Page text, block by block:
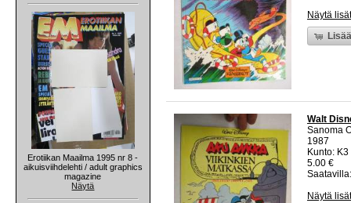
Erotiikan Maailma 1995 nr 8 -
aikuisviihdelehti / adult graphics
magazine
Näytä
Näytä
Walt
Sanoma
1987
Kunto:
5.00 €
Näytä